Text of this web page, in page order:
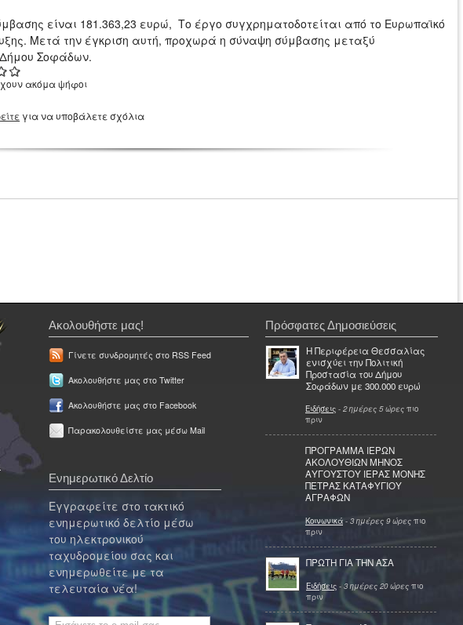
είναι 181.363,23 ευρώ, Το έργο συγχρηματοδοτείται από το Ευρωπαϊκό
Μετά την έγκριση αυτή, προχωρά η σύναψη σύμβασης μεταξύ
Σοφάδων.
ακόμα ψήφοι
για να υποβάλετε σχόλια
Ακολουθήστε μας!
Γίνετε συνδρομητές στο RSS Feed
Ακολουθήστε μας στο Twitter
Ακολουθήστε μας στο Facebook
Παρακολουθείστε μας μέσω Mail
Ενημερωτικό Δελτίο
Εγγραφείτε στο τακτικό
ενημερωτικό δελτίο μέσω
του ηλεκτρονικού
ταχυδρομείου σας και
ενημερωθείτε με τα
τελευταία νέα!
Πρόσφατες Δημοσιεύσεις
Η Περιφέρεια Θεσσαλίας
ενισχύει την Πολιτική
Προστασία του Δήμου
Σοφάδων με 300.000 ευρώ
Ειδήσεις - 2 ημέρες 5 ώρες πιο
πριν
ΠΡΟΓΡΑΜΜΑ ΙΕΡΩΝ
ΑΚΟΛΟΥΘΙΩΝ ΜΗΝΟΣ
ΑΥΓΟΥΣΤΟΥ ΙΕΡΑΣ ΜΟΝΗΣ
ΠΕΤΡΑΣ ΚΑΤΑΦΥΓΙΟΥ
ΑΓΡΑΦΩΝ
Κοινωνικά - 3 ημέρες 9 ώρες πιο
πριν
ΠΡΩΤΗ ΓΙΑ ΤΗΝ ΑΣΑ
Ειδήσεις - 3 ημέρες 20 ώρες πιο
πριν